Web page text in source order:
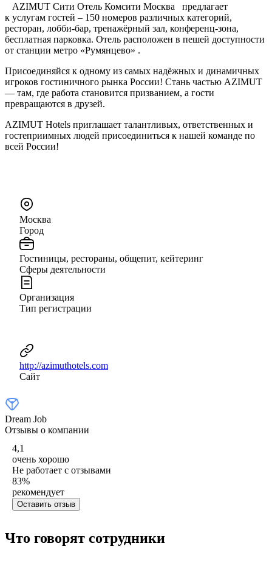
AZIMUT Сити Отель Комсити Москва предлагает
к услугам гостей – 150 номеров различных категорий,
ресторан, лобби-бар, тренажёрный зал, конференц-зона,
бесплатная парковка. Отель расположен в пешей доступности
от станции метро «Румянцево» .
Присоединяйся к одному из самых надёжных и динамичных
игроков гостиничного рынка России! Стань частью AZIMUT
— там, где работа становится призванием, а гости
превращаются в друзей.
AZIMUT Hotels приглашает талантливых, ответственных и
гостеприимных людей присоединиться к нашей команде по
всей России!
Москва
Город
Гостиницы, рестораны, общепит, кейтеринг
Сферы деятельности
Организация
Тип регистрации
http://azimuthotels.com
Сайт
Dream Job
Отзывы о компании
4,1
очень хорошо
Не работает с отзывами
83%
рекомендует
Оставить отзыв
Что говорят сотрудники